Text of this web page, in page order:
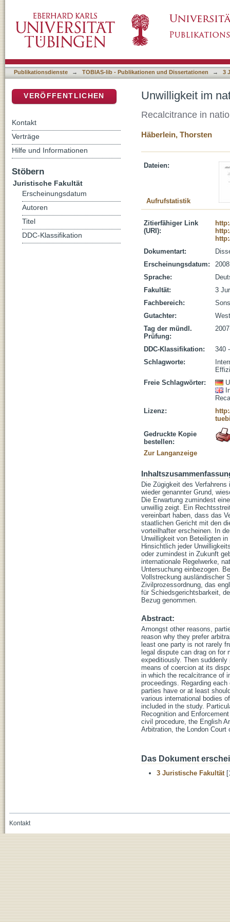
Publikationsdienste → TOBIAS-lib - Publikationen und Dissertationen → 3
Unwilligkeit im
Recalcitrance in
Häberlein, Thorsten
Dateien:
Aufrufstatistik
Zitierfähiger Link
(URI):
Dokumentart:
Erscheinungsdatum:
2008
Sprache:
Fakultät:
3
Fachbereich:
Gutachter:
Tag der mündl.
Prüfung:
DDC-Klassifikation:
340
Schlagworte:
Freie Schlagwörter:
Lizenz:
Gedruckte Kopie
bestellen:
Zur Langanzeige
Die Zügigkeit des
wieder genannter Grund,
Die Erwartung zumindest
unwillig zeigt. Ein
vereinbart haben, dass das
staatlichen Gericht mit den
vorteilhafter erscheinen. In
Unwilligkeit von Beteiligten
Hinsichtlich jeder
oder zumindest in Zukunft
internationale Regelwerke,
Untersuchung einbezogen.
Vollstreckung ausländischer
Zivilprozessordnung, das
für Schiedsgerichtsbarkeit,
Bezug genommen.
Abstract:
Amongst other reasons,
reason why they prefer
least one party is not rarely
legal dispute can drag on
expeditiously. Then
means of coercion at its
in which the recalcitrance of
proceedings. Regarding
parties have or at least
various international bodies
included in the study.
Recognition and
civil procedure, the English
Arbitration, the London Court
Das Dokument
3 Juristische Fakultät
VERÖFFENTLICHEN
Kontakt
Verträge
Hilfe und Informationen
Stöbern
Juristische Fakultät
Erscheinungsdatum
Autoren
Titel
DDC-Klassifikation
Kontakt